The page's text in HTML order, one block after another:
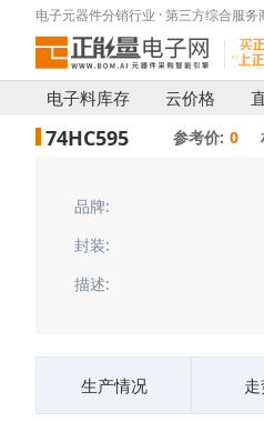
电子元器件分销行业 · 第三方综合服务
电子料库存 云价格
74HC595 参考价: 0
品牌:
封装:
描述:
生产情况